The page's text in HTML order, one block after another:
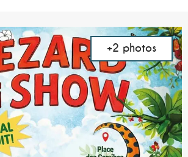
+2 photos